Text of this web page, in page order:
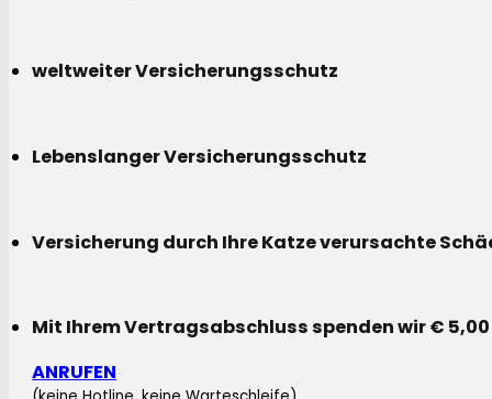
weltweiter Versicherungsschutz
Lebenslanger Versicherungsschutz
Versicherung durch Ihre Katze verursachte
Mit Ihrem Vertragsabschluss spenden wir €
ANRUFEN